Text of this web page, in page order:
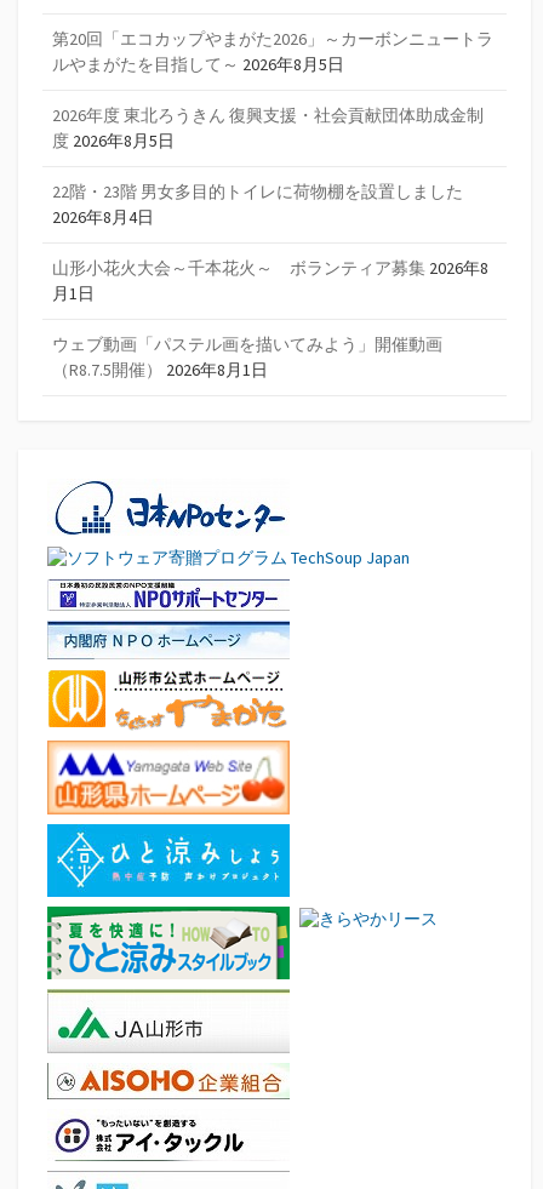
第20回「エコカップやまがた2026」～カーボンニュートラ
ルやまがたを目指して～ 2026年8月5日
2026年度 東北ろうきん 復興支援・社会貢献団体助成金制
度 2026年8月5日
22階・23階 男女多目的トイレに荷物棚を設置しました
2026年8月4日
山形小花火大会～千本花火～ ボランティア募集 2026年8
月1日
ウェブ動画「パステル画を描いてみよう」開催動画
（R8.7.5開催）
2026年8月1日